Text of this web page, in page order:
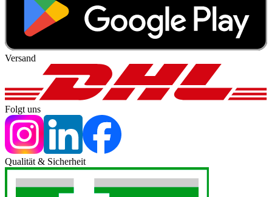
Versand
Folgt uns
Qualität & Sicherheit